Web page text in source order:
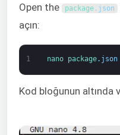
Open the package. json
açın:
1 nano package. json
Kod bloğunun altında